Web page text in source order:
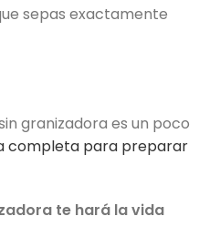
sepas exactamente
granizadora es un poco
completa para preparar
te hará la vida